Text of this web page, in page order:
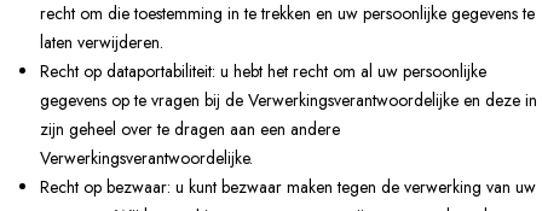
recht om die toestemming in te trekken en uw persoonlijke gegevens te
laten verwijderen.
Recht op dataportabiliteit: u hebt het recht om al uw persoonlijke
gegevens op te vragen bij de Verwerkingsverantwoordelijke en deze in
zijn geheel over te dragen aan een andere
Verwerkingsverantwoordelijke.
Recht op bezwaar: u kunt bezwaar maken tegen de verwerking van uw